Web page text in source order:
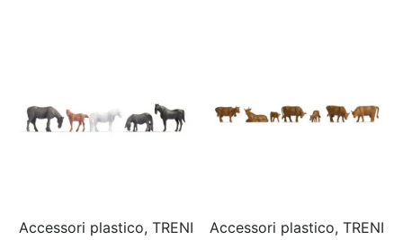
Accessori plastico, TRENI
Accessori plastico, TRENI